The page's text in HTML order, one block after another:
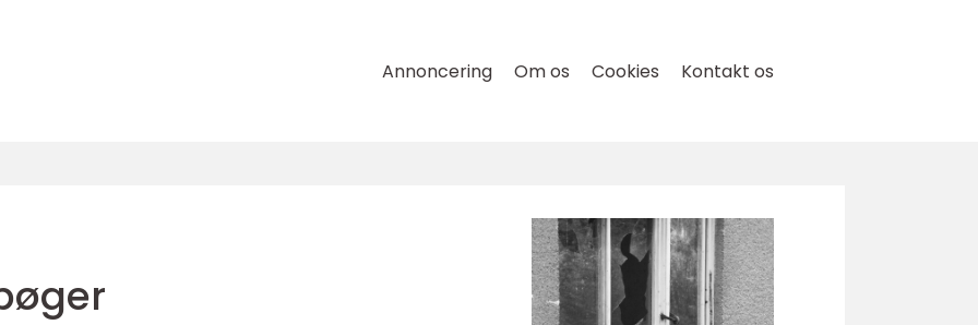
Annoncering Om os Cookies Kontakt os